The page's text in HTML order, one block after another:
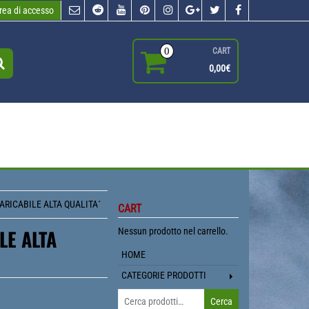
di accesso
0 CART
0,00€
ALTA QUALITA´
ALTA
CART
Nessun prodotto nel carrello.
HOME
CATEGORIE PRODOTTI
Cerca